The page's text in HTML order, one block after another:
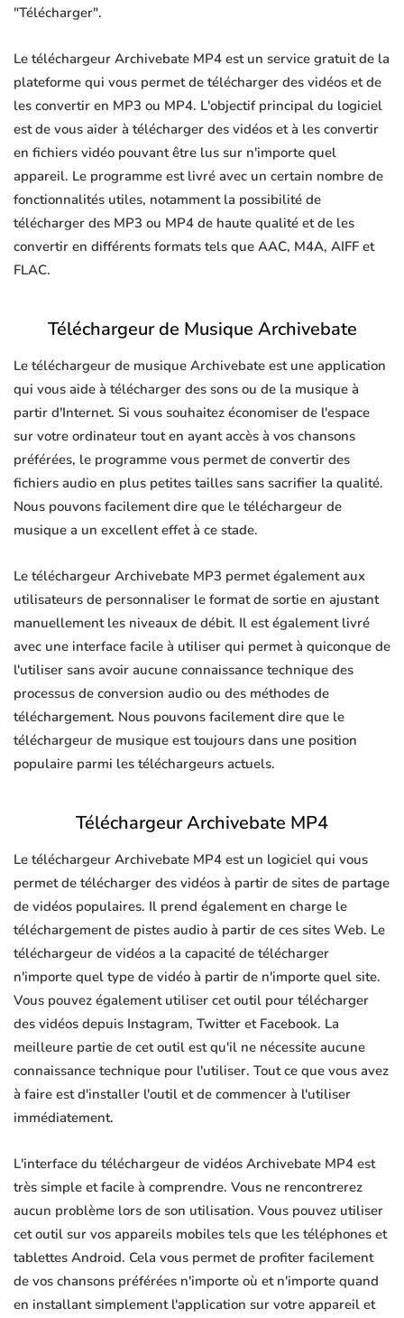
"Télécharger".
Le téléchargeur Archivebate MP4 est un service gratuit de la
plateforme qui vous permet de télécharger des vidéos et de
les convertir en MP3 ou MP4. L'objectif principal du logiciel
est de vous aider à télécharger des vidéos et à les convertir
en fichiers vidéo pouvant être lus sur n'importe quel
appareil. Le programme est livré avec un certain nombre de
fonctionnalités utiles, notamment la possibilité de
télécharger des MP3 ou MP4 de haute qualité et de les
convertir en différents formats tels que AAC, M4A, AIFF et
FLAC.
Téléchargeur de Musique Archivebate
Le téléchargeur de musique Archivebate est une application
qui vous aide à télécharger des sons ou de la musique à
partir d'Internet. Si vous souhaitez économiser de l'espace
sur votre ordinateur tout en ayant accès à vos chansons
préférées, le programme vous permet de convertir des
fichiers audio en plus petites tailles sans sacrifier la qualité.
Nous pouvons facilement dire que le téléchargeur de
musique a un excellent effet à ce stade.
Le téléchargeur Archivebate MP3 permet également aux
utilisateurs de personnaliser le format de sortie en ajustant
manuellement les niveaux de débit. Il est également livré
avec une interface facile à utiliser qui permet à quiconque de
l'utiliser sans avoir aucune connaissance technique des
processus de conversion audio ou des méthodes de
téléchargement. Nous pouvons facilement dire que le
téléchargeur de musique est toujours dans une position
populaire parmi les téléchargeurs actuels.
Téléchargeur Archivebate MP4
Le téléchargeur Archivebate MP4 est un logiciel qui vous
permet de télécharger des vidéos à partir de sites de partage
de vidéos populaires. Il prend également en charge le
téléchargement de pistes audio à partir de ces sites Web. Le
téléchargeur de vidéos a la capacité de télécharger
n'importe quel type de vidéo à partir de n'importe quel site.
Vous pouvez également utiliser cet outil pour télécharger
des vidéos depuis Instagram, Twitter et Facebook. La
meilleure partie de cet outil est qu'il ne nécessite aucune
connaissance technique pour l'utiliser. Tout ce que vous avez
à faire est d'installer l'outil et de commencer à l'utiliser
immédiatement.
L'interface du téléchargeur de vidéos Archivebate MP4 est
très simple et facile à comprendre. Vous ne rencontrerez
aucun problème lors de son utilisation. Vous pouvez utiliser
cet outil sur vos appareils mobiles tels que les téléphones et
tablettes Android. Cela vous permet de profiter facilement
de vos chansons préférées n'importe où et n'importe quand
en installant simplement l'application sur votre appareil et